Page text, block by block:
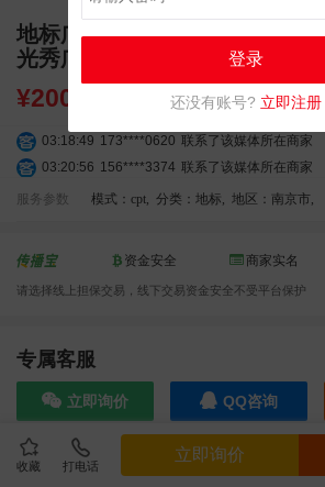
收藏 打电话
立即询价
地标广告 南京南站喜马拉雅购
光秀广告
¥200000.00
03:18:49 173****0620 联系了该媒体所在商家
03:20:56 156****3374 联系了该媒体所在商家
03:42:33 158****0746
联系了该媒体所在商家
04:12:36
181****8167
联系了该媒体所在商家
04:16:44 181****0078 联系了该媒体所在商家
03:40:56
02:32:27 176****3456
联系了该媒体所在商家
11:44:28
联系了该媒体所在商家
191****0991 联系了该媒体所在商家
服务参数 模式：cpt, 分类：地标, 地区：南京市,
资金安全 商家实名
请选择线上担保交易，线下交易资金安全不受平台保护
专属客服
立即询价 QQ咨询
效果截图
登录
还没有账号? 立即注册